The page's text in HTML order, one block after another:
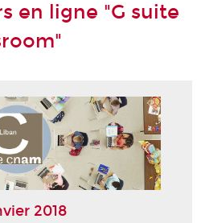
en ligne "G suite
2018